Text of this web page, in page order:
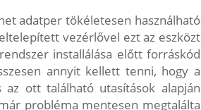
adatper tökéletesen használható
vezérlővel ezt az eszközt
installálása előtt forráskód
annyit kellett tenni, hogy a
ott található utasítások alapján
probléma mentesen megtalálta